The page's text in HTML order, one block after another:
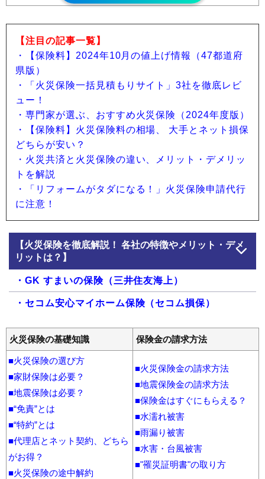
【注目の記事一覧】
・【保険料】2024年10月の値上げ情報（47都道府
県版）
・「火災保険一括見積もりサイト」3社を徹底レビ
ュー！
・専門家が選ぶ、おすすめ火災保険（2024年度版）
・【保険料】火災保険料の相場、 大手とネット損保
どちらが安い？
・火災共済と火災保険の違い、メリット・デメリッ
トを解説
・「リフォームがタダになる！」火災保険申請代行
に注意！
【火災保険を徹底解説！ 各社の特徴やメリット・デメ
リットは？】
・GK すまいの保険（三井住友海上）
・セコム安心マイホーム保険（セコム損保）
・タフ・すまいの保険（あいおいニッセイ同和損
保）
・トータルアシスト住まいの保険（東京海上日動火
災）
・SBI損保の火災保険（SBI損保）
・住自在 すまいの保険（日新火災海上保険）
・THE すまいの保険（損保ジャパン）
・ホームアシスト（楽天損保）
火災保険の基礎知識 保険金の請求方法
■火災保険の選び方
■家財保険は必要？
■地震保険は必要？
■“免責”とは
■“特約”とは
■代理店とネット契約、どちら
がお得？
■火災保険の途中解約
■火災保険金の請求方法
■地震保険金の請求方法
■保険金はすぐにもらえる？
■水濡れ被害
■雨漏り被害
■水害・台風被害
■"罹災証明書"の取り方